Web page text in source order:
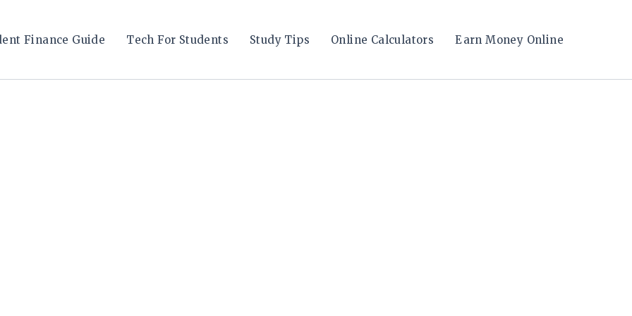
Finance Guide Tech For Students Study Tips Online Calculators Earn Money Online